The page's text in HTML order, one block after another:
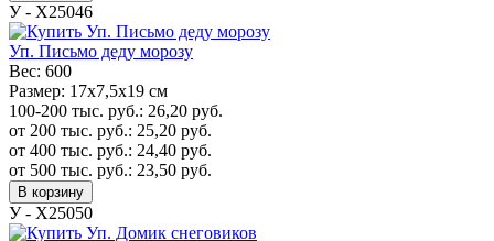
У - Х25046
Уп. Письмо деду морозу
Вес: 600
Размер: 17x7,5x19 см
100-200 тыс. руб.: 26,20 руб.
от 200 тыс. руб.: 25,20 руб.
от 400 тыс. руб.: 24,40 руб.
от 500 тыс. руб.: 23,50 руб.
В корзину
У - Х25050